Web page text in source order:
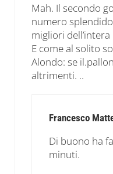
Mah. Il secondo
numero
migliori
E come al solito
Alondo: se
altrimenti. ..
Francesco
Di buono ha
minuti.